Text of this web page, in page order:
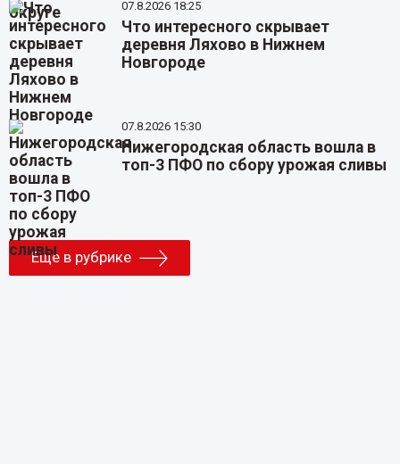
07.8.2026 18:25
Что интересного скрывает
деревня Ляхово в Нижнем
Новгороде
07.8.2026 15:30
Нижегородская область вошла в
топ-3 ПФО по сбору урожая сливы
Еще в рубрике